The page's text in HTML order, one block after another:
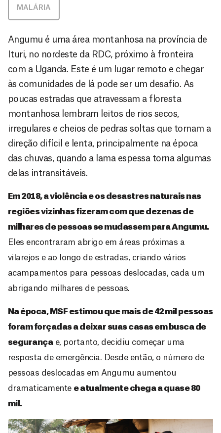
MALÁRIA
Angumu é uma área montanhosa na província de
Ituri, no nordeste da RDC, próximo à fronteira
com a Uganda. Este é um lugar remoto e chegar
às comunidades de lá pode ser um desafio. As
poucas estradas que atravessam a floresta
montanhosa lembram leitos de rios secos,
irregulares e cheios de pedras soltas que tornam a
direção difícil e lenta, principalmente na época
das chuvas, quando a lama espessa torna algumas
delas intransitáveis.
Em 2018, a violência e os desastres naturais nas
regiões vizinhas fizeram com que dezenas de
milhares de pessoas se mudassem para Angumu.
Eles encontraram abrigo em áreas próximas a
vilarejos e ao longo de estradas, criando vários
acampamentos para pessoas deslocadas, cada um
abrigando milhares de pessoas.
Na época, MSF estimou que mais de 42 mil pessoas
foram forçadas a deixar suas casas em busca de
segurançae, portanto, decidiu começar uma
resposta de emergência. Desde então, o número de
pessoas deslocadas em Angumu aumentou
dramaticamente e atualmente chega a quase 80
mil.